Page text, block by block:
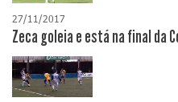
27/11/2017
Zeca goleia e está na final da